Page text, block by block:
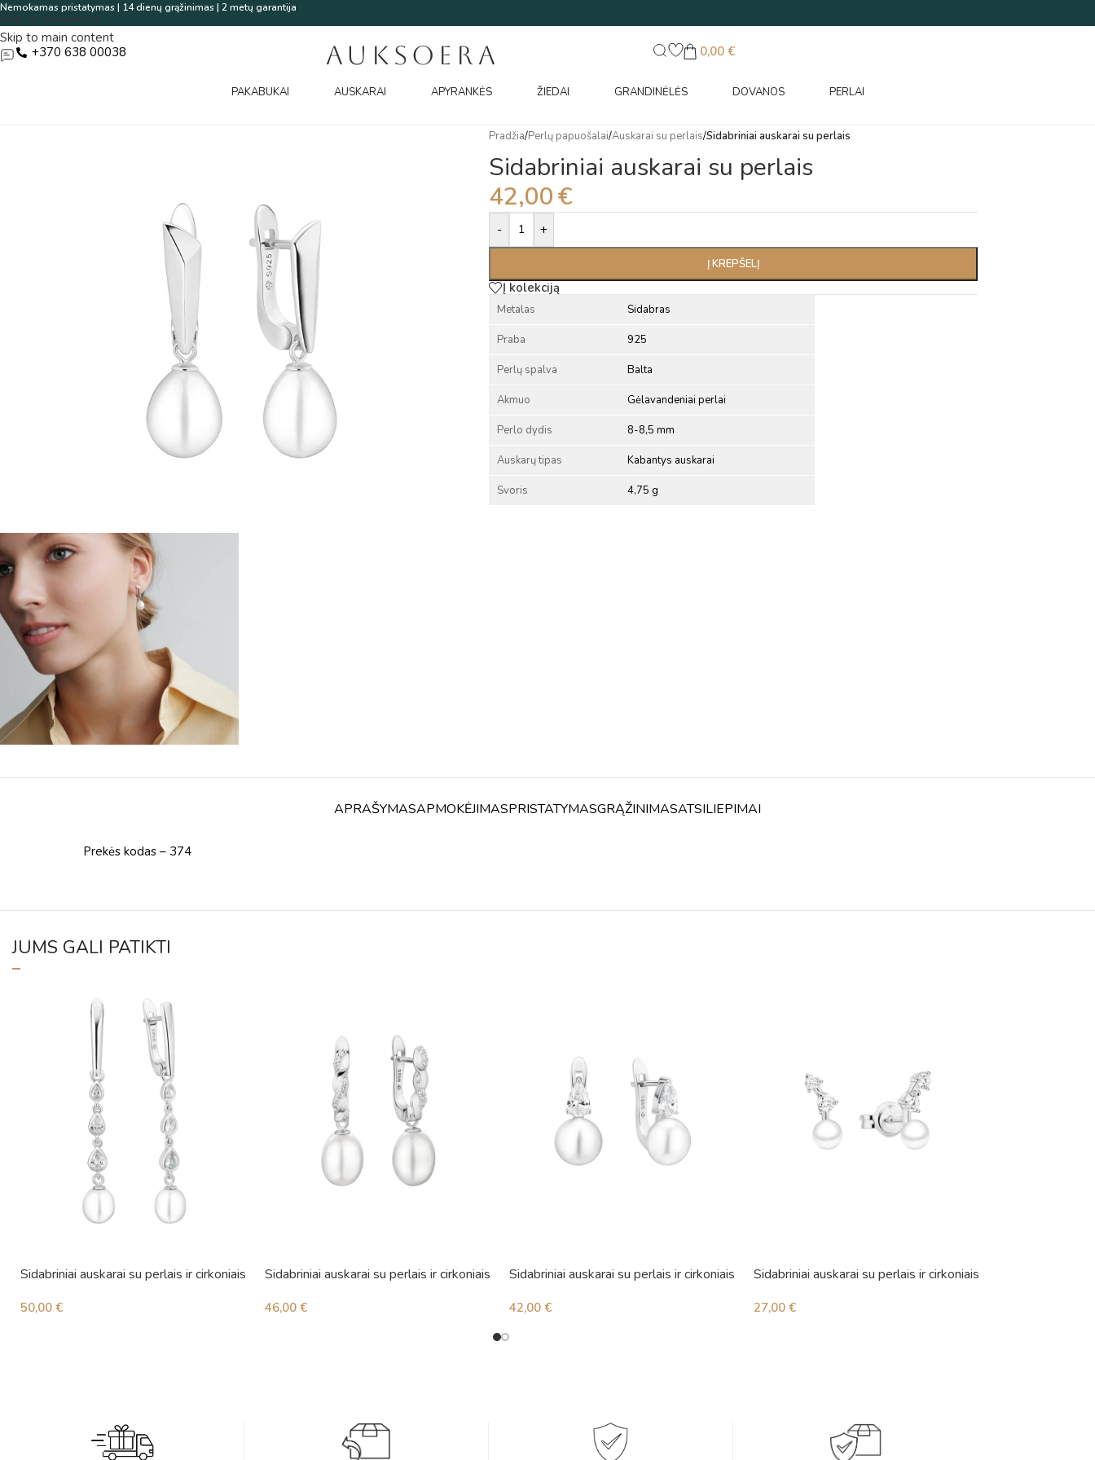
Skip to navigation
Skip to main content
Nemokamas pristatymas | 14 dienų grąžinimas | 2 metų garantija
+370 638 00038 AUKSOERA 0,00 €
PAKABUKAI AUSKARAI APYRANKĖS ŽIEDAI GRANDINĖLĖS DOVANOS PERLAI
Pradžia/Perlų papuošalai/Auskarai su perlais/Sidabriniai auskarai su perlais
Sidabriniai auskarai su perlais
42,00€
- +
Į KREPŠELĮ
Alternative:
Į kolekciją
Metalas Sidabras
Praba 925
Perlų spalva Balta
Akmuo Gėlavandeniai perlai
Perlo dydis 8-8,5 mm
Auskarų tipas Kabantys auskarai
Svoris 4,75 g
APRAŠYMASAPMOKĖJIMASPRISTATYMASGRĄŽINIMASATSILIEPIMAI
Prekės kodas – 374
JUMS GALI PATIKTI
Sidabriniai auskarai su perlais ir cirkoniais
50,00 €
Sidabriniai auskarai su perlais ir cirkoniais
46,00 €
Sidabriniai auskarai su perlais ir cirkoniais
42,00 €
Sidabriniai auskarai su perlais ir cirkoniais
27,00 €